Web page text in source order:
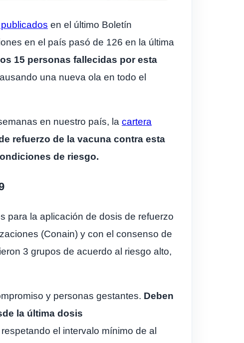
en el último Boletín
en el país pasó de 126 en la última
15 personas fallecidas por esta
una nueva ola en todo el
en nuestro país, la cartera
refuerzo de la vacuna contra esta
de riesgo.
para la aplicación de dosis de refuerzo
(Conain) y con el consenso de
3 grupos de acuerdo al riesgo alto,
y personas gestantes. Deben
la última dosis
el intervalo mínimo de al